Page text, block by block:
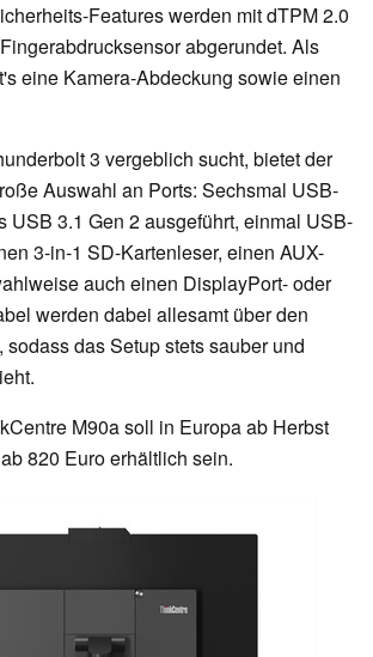
Features werden mit dTPM 2.0
abgerundet. Als
eine Kamera-Abdeckung sowie einen
3 vergeblich sucht, bietet der
Auswahl an Ports: Sechsmal USB-
USB 3.1 Gen 2 ausgeführt, einmal USB-
3-in-1 SD-Kartenleser, einen AUX-
auch einen DisplayPort- oder
werden dabei allesamt über den
sodass das Setup stets sauber und
M90a soll in Europa ab Herbst
820 Euro erhältlich sein.